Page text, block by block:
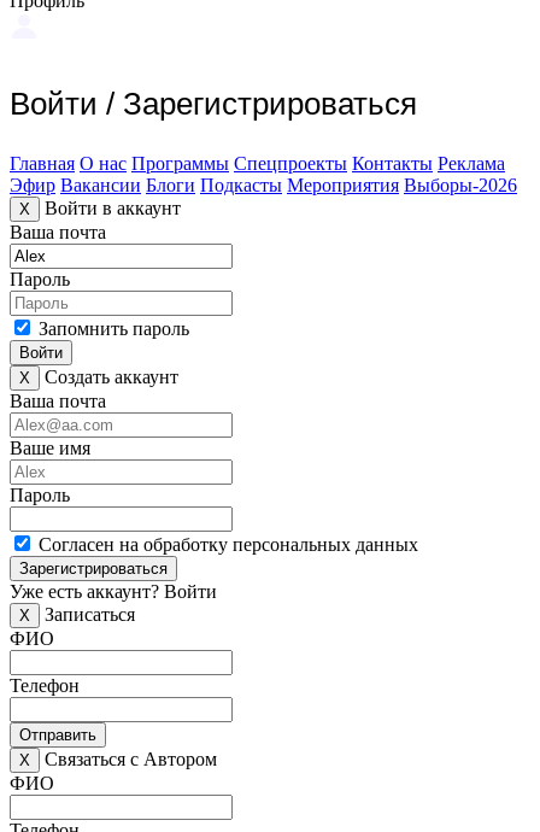
Войти / Зарегистрироваться
Главная О нас Программы Спецпроекты Контакты Реклама
Эфир Вакансии Блоги Подкасты Мероприятия Выборы-2026
X
Войти в аккаунт
Ваша почта
Пароль
Запомнить пароль
Войти
X
Создать аккаунт
Ваша почта
Ваше имя
Пароль
Согласен на обработку персональных данных
Зарегистрироваться
Уже есть аккаунт? Войти
X
Записаться
ФИО
Телефон
Отправить
X
Связаться с Автором
ФИО